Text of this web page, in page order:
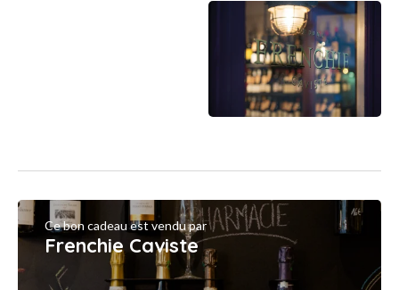
Ce bon cadeau est vendu par
Frenchie Caviste